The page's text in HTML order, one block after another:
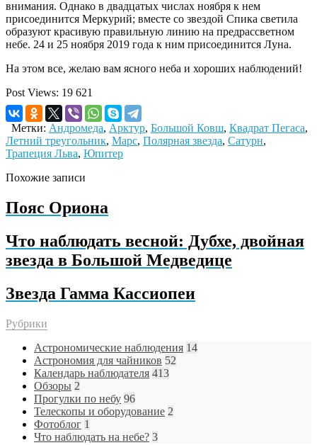
внимания. Однако в двадцатых числах ноября к нем
присоединится Меркурий; вместе со звездой Спика светила
образуют красивую правильную линию на предрассветном
небе. 24 и 25 ноября 2019 года к ним присоединится Луна.
На этом все, желаю вам ясного неба и хороших наблюдений!
Post Views: 19 621
Метки: Андромеда, Арктур, Большой Ковш, Квадрат Пегаса,
Летний треугольник, Марс, Полярная звезда, Сатурн,
Трапеция Льва, Юпитер
Похожие записи
Пояс Ориона
Что наблюдать весной: Дубхе, двойная
звезда в Большой Медведице
Звезда Гамма Кассиопеи
Рубрики
Астрономические наблюдения 14
Астрономия для чайников 52
Календарь наблюдателя 413
Обзоры 2
Прогулки по небу 96
Телескопы и оборудование 2
Фотоблог 1
Что наблюдать на небе? 3